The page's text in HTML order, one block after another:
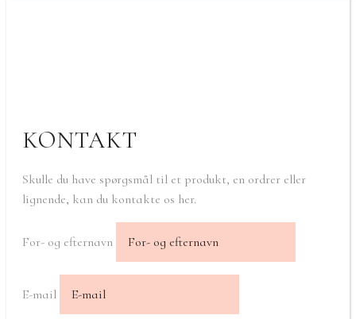
KONTAKT
Skulle du have spørgsmål til et produkt, en ordrer eller
lignende, kan du kontakte os her.
For- og efternavn
E-mail